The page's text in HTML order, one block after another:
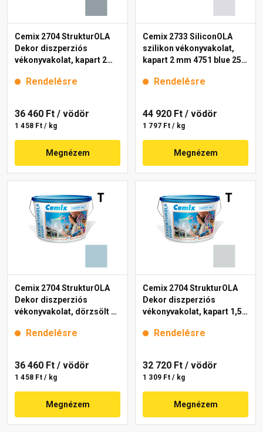
Cemix 2704 StrukturOLA
Dekor diszperziós
vékonyvakolat, kapart 2
Rendelésre
36 460 Ft / vödör
1 458 Ft / kg
Megnézem
Cemix 2733 SiliconOLA
szilikon vékonyvakolat,
kapart 2 mm 4751 blue 25
Rendelésre
44 920 Ft / vödör
1 797 Ft / kg
Megnézem
Cemix 2704 StrukturOLA
Dekor diszperziós
vékonyvakolat, dörzsölt 2
Rendelésre
36 460 Ft / vödör
1 458 Ft / kg
Megnézem
Cemix 2704 StrukturOLA
Dekor diszperziós
vékonyvakolat, kapart 1,5
Rendelésre
32 720 Ft / vödör
1 309 Ft / kg
Megnézem